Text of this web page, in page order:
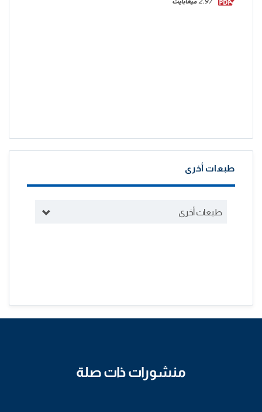
طبعات أخرى
طبعات أخرى
منشورات ذات صلة